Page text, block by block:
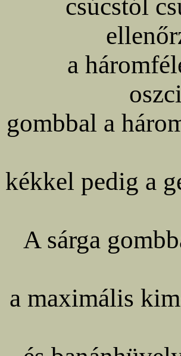
csúcstól
a
gombbal a
kékkel pedig a
A sárga
a maximális